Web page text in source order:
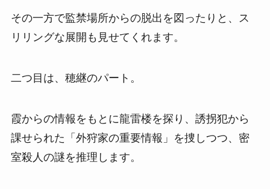
その一方で監禁場所からの脱出を図ったりと、ス
リリングな展開も見せてくれます。
二つ目は、穂継のパート。
霞からの情報をもとに龍雷楼を探り、誘拐犯から
課せられた「外狩家の重要情報」を捜しつつ、密
室殺人の謎を推理します。